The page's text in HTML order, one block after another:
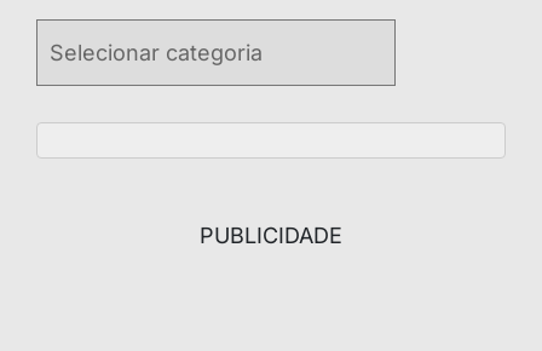
PUBLICIDADE